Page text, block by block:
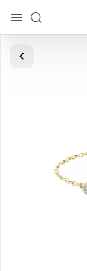
Asosiy
Bilaguzuklar